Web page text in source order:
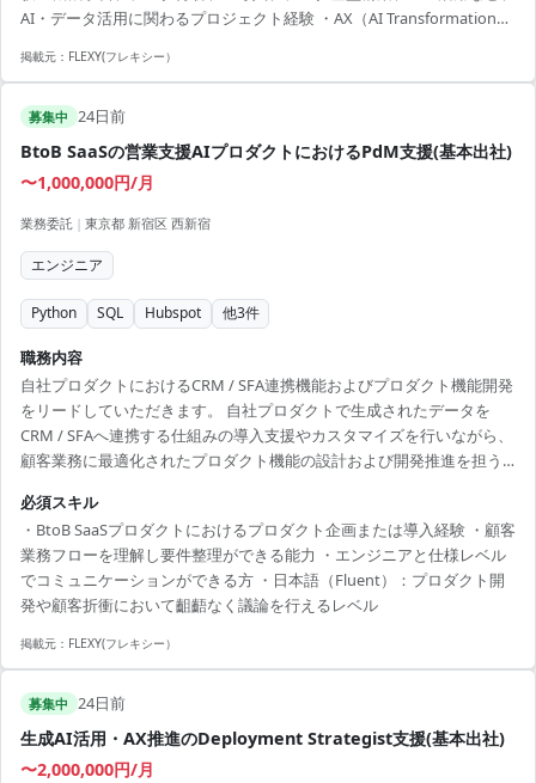
衝・リレーション構築：継続案件・拡大案件につなげる信頼関係の...
AI・データ活用に関わるプロジェクト経験 ・AX（AI Transformation）
革の推進経験
掲載元： FLEXY(フレキシー）
募集中 24日前
BtoB SaaSの営業支援AIプロダクトにおけるPdM支援(基本出社)
〜1,000,000円/月
業務委託 | 東京都 新宿区 西新宿
エンジニア
Python SQL Hubspot 他3件
職務内容
自社プロダクトにおけるCRM / SFA連携機能およびプロダクト機能開発
をリードしていただきます。 自社プロダクトで生成されたデータを
CRM / SFAへ連携する仕組みの導入支援やカスタマイズを行いながら、
顧客業務に最適化されたプロダクト機能の設計および開発推進を担う
との連携を通じて、営業支援向けAIプロダクトの機能開発および改善
を推進していただきます。 ◯CRM / SFA連携の導入および設定 ・自社
プロダクトとCRM / SFAのデータ連携設定 ・自動転記機能の導入支援
・顧客環境に合わせた設定およびチューニング ・顧客とのコミュニケ
ーションによる要件整理 ...
必須スキル
・BtoB SaaSプロダクトにおけるプロダクト企画または導入経験 ・顧客
業務フローを理解し要件整理ができる能力 ・エンジニアと仕様レベル
でコミュニケーションができる方 ・日本語（Fluent）：プロダクト開
発や顧客折衝において齟齬なく議論を行えるレベル
掲載元： FLEXY(フレキシー）
募集中 24日前
生成AI活用・AX推進のDeployment Strategist支援(基本出社)
〜2,000,000円/月